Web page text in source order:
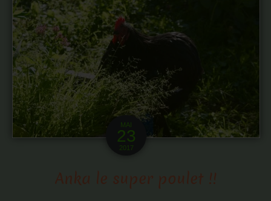
MAI
23
2017